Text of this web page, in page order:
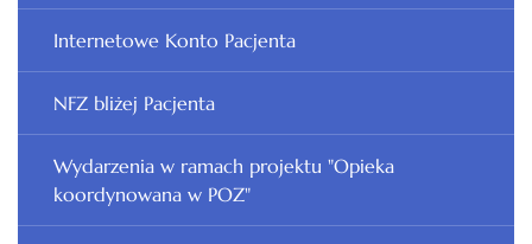
Internetowe Konto Pacjenta
NFZ bliżej Pacjenta
Wydarzenia w ramach projektu "Opieka
koordynowana w POZ"